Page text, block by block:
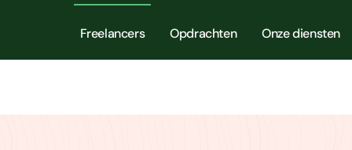
Freelancers Opdrachten Onze diensten